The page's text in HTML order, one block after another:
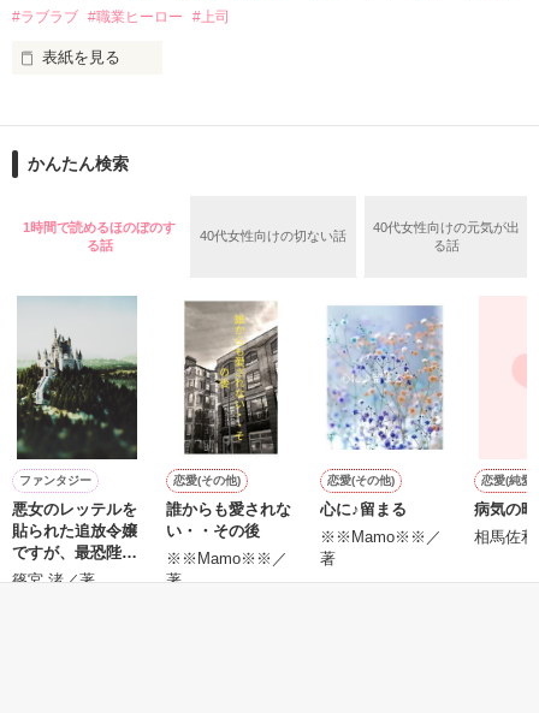
鳴海哲平 (なるみてっぺい)
2026.6.5～2026.7.25
＊以前、公開していた話の改稿版です＊
作品を読む
#ラブラブ #職業ヒーロー #上司
表紙を見る
ションの企画戦略室で働いている。
めた、同期で恋人の石垣守（26）がいるのだが、後輩の姫原由
いた。
守と由羅から『便利屋雛子』と馬鹿にされ、一人こっそり泣い
た上、同居まで提案してきて──？
鷹哉『宜しくな、俺の雛子』🦅
雛子『俺の……ひぃ、雛子？！！！』🐥
シゴデキで冷徹な上司が見せる素顔は、なぜか想像以上に甘く
て……🐥💓🦅
※表紙も作中使用の画像も全てフリー素材です。
※執筆期間2026.6.3〜7.20完結です。
※他サイトさんにて恋愛トレンド1位でした〜良かったら読ん
で頂けると嬉しいです。
かんたん検索
1時間で読めるほのぼのす
る話
40代女性向けの切ない話
40代女性向けの元気が出
る話
ファンタジー
悪女のレッテルを
貼られた追放令嬢
ですが、最恐陛下
の溺愛に捕まりま
篠宮 渚／著
恋愛(その他)
誰からも愛されな
い・・その後
※※Mamo※※／
著
恋愛(その他)
心に♪留まる
※※Mamo※※／
著
恋愛(純愛)
病気の
相馬佐